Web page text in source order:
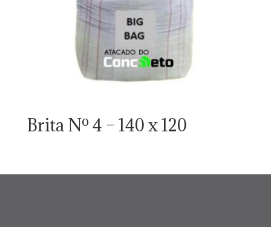
Brita Nº 4 – 140 x 120